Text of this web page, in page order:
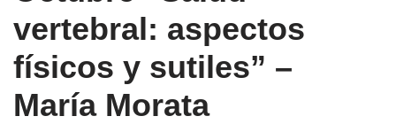
vertebral: aspectos
físicos y sutiles” –
María Morata